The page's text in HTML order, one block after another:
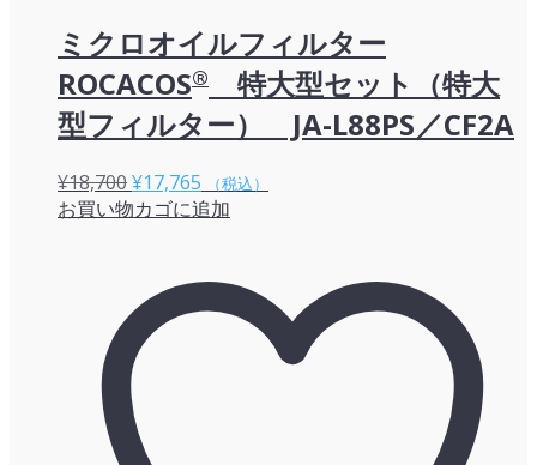
ミクロオイルフィルター
ROCACOS®
特大型セット（特大
型フィルター） JA-L88PS／CF2A
¥18,700元
の
¥18,700
で
し
た。
¥17,765 現
在
格
は
¥17,765
（税込）
お買い物カゴに追加